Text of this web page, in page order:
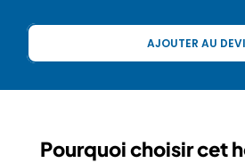
AJOUTER AU
Pourquoi choisir cet